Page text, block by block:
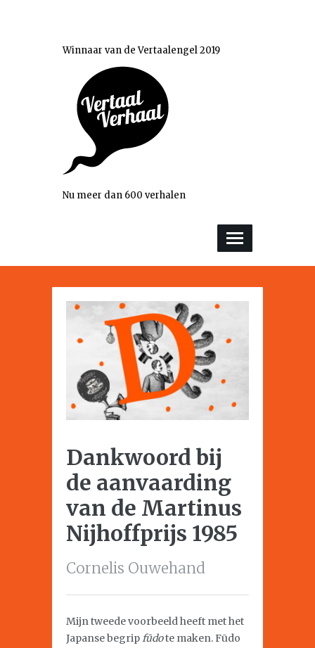
Winnaar van de Vertaalengel 2019
Nu meer dan 600 verhalen
Dankwoord bij
de aanvaarding
van de Martinus
Nijhoffprijs 1985
Cornelis Ouwehand
Mijn tweede voorbeeld heeft met het
Japanse begripfūdote maken. Fūdo